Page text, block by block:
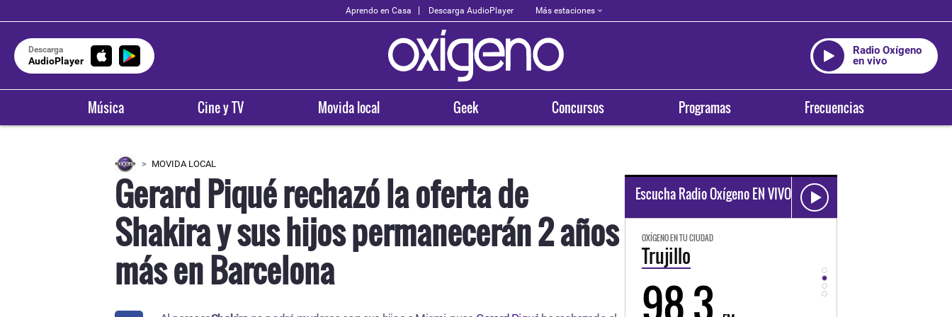
Aprendo en Casa Descarga AudioPlayer Más estaciones
Descarga
AudioPlayer
Radio Oxígeno
en vivo
Música Cine y TV Movida local Geek Concursos Programas Frecuencias
MOVIDA LOCAL
Gerard Piqué rechazó la oferta de
Shakira y sus hijos permanecerán 2 años
más en Barcelona
Escucha Radio Oxígeno EN VIVO
OXÍGENO EN TU CIUDAD
Arequipa
93.5
OXÍGENO EN TU CIUDAD
Trujillo
98.3 94.3